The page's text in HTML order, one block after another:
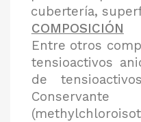
cubertería,
COMPOSICIÓN
Entre otros
tensioactivos
de
Conservante